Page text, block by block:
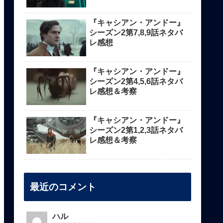
『キャシアン・アンドー』
シーズン2第7,8,9話ネタバ
レ感想
『キャシアン・アンドー』
シーズン2第4,5,6話ネタバ
レ感想＆考察
『キャシアン・アンドー』
シーズン2第1,2,3話ネタバ
レ感想＆考察
最近のコメント
ハル